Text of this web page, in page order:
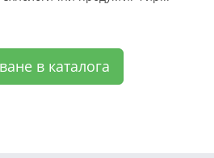
в каталога